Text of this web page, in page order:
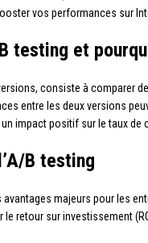
vos performances sur
B testing et
consiste à comparer
entre les deux versions
impact positif sur le taux
B testing
avantages majeurs pour les
le retour sur investissement